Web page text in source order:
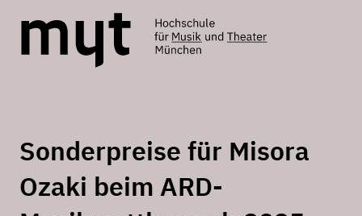
Sonderpreise für Misora
Ozaki beim ARD-